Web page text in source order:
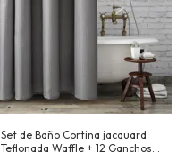
Set de Baño Cortina jacquard
Teflonada Waffle + 12 Ganchos